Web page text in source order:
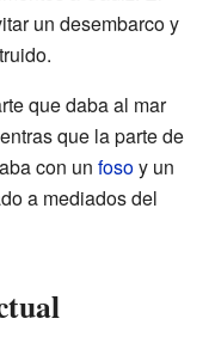
un desembarco y
que daba al mar
que la parte de
con un fosoy un
a mediados del